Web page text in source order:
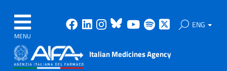
MENU
Facebook
Linkedin
Instagram
Bluesky
Youtube
Spotify ENG
Italian Medicines Agency